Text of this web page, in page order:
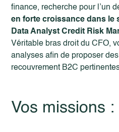
finance, recherche pour l’un
en forte croissance dans le
Data Analyst Credit Risk
Véritable bras droit du CFO,
analyses afin de proposer
recouvrement B2C
Vos missions :